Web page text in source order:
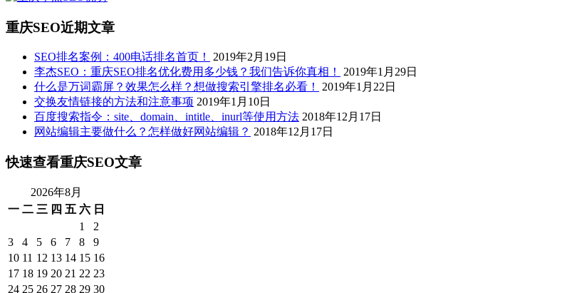
重庆SEO近期文章
SEO排名案例：400电话排名首页！
2019年2月19日
李杰SEO：重庆SEO排名优化费用多少钱？我们告诉你真相！
2019年1月29日
什么是万词霸屏？效果怎么样？想做搜索引擎排名必看！
2019年1月22日
交换友情链接的方法和注意事项 2019年1月10日
百度搜索指令：site、domain、intitle、inurl等使用方法 2018年12月17日
网站编辑主要做什么？怎样做好网站编辑？ 2018年12月17日
快速查看重庆SEO文章
2026年8月
一 二 三 四 五 六 日
1
2
3
4 5 6 7 8
9
10 11 12 13 14 15 16
17 18 19 20 21 22 23
24 25 26 27 28 29 30